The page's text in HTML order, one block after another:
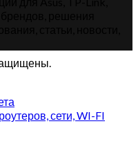
сети, WI-FI